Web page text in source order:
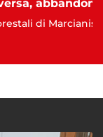
Marcianise